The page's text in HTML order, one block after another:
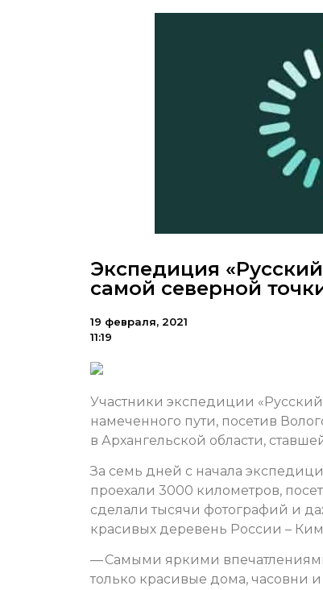
Экспедиция
самой северной
19 февраля, 2021
11:19
Участники экспедиции
намеченного пути, посетив
в Архангельской области,
За семь дней с начала
проехали 3000 километров,
сделали тысячи фотографий и
красивых деревень России –
— Самыми яркими
только красивые дома, часовни